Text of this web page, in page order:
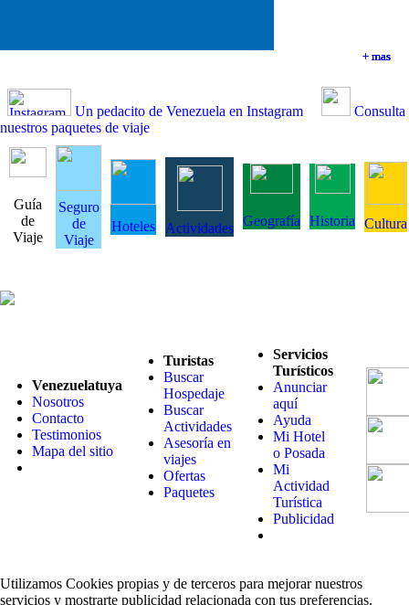
+ mas
+ mas
+ mas
+ mas
Un pedacito de Venezuela en Instagram
Consulta
nuestros paquetes de viaje
Guía
de
Viaje
Seguro
de
Viaje
Hoteles Actividades Geografía Historia Cultura
Venezuelatuya
Nosotros
Contacto
Testimonios
Mapa del sitio
Turistas
Buscar
Hospedaje
Buscar
Actividades
Asesoría en
viajes
Ofertas
Paquetes
Servicios
Turísticos
Anunciar
aquí
Ayuda
Mi Hotel
o Posada
Mi
Actividad
Turística
Publicidad
Utilizamos Cookies propias y de terceros para mejorar nuestros
servicios y mostrarte publicidad relacionada con tus preferencias.